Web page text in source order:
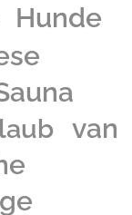
Hunde
van